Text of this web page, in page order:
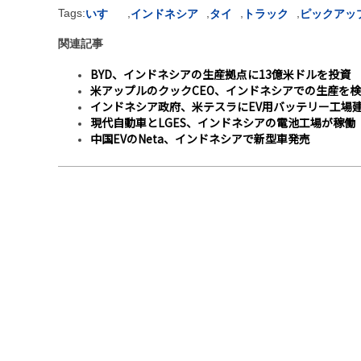
Tags:いすゞ インドネシア タイ トラック ピックアッ
関連記事
BYD、インドネシアの生産拠点に13億米ドルを投資
米アップルのクックCEO、インドネシアでの生産を
インドネシア政府、米テスラにEV用バッテリー工場
現代自動車とLGES、インドネシアの電池工場が稼働
中国EVのNeta、インドネシアで新型車発売